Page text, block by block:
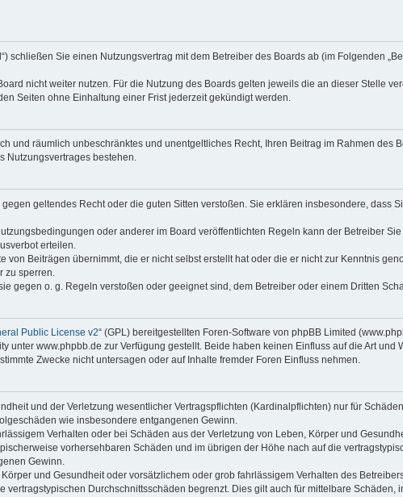
schließen Sie einen Nutzungsvertrag mit dem Betreiber des Boards ab (im Folgenden
nicht weiter nutzen. Für die Nutzung des Boards gelten jeweils die an dieser Stelle
Seiten ohne Einhaltung einer Frist jederzeit gekündigt werden.
und räumlich unbeschränktes und unentgeltliches Recht, Ihren Beitrag im Rahmen des
Nutzungsvertrages bestehen.
geltendes Recht oder die guten Sitten verstoßen. Sie erklären insbesondere, dass
oder anderer im Board veröffentlichten Regeln kann der Betreiber
erteilen.
Beiträgen übernimmt, die er nicht selbst erstellt hat oder die er nicht zur Kenntnis
zu sperren.
gegen o. g. Regeln verstoßen oder geeignet sind, dem Betreiber oder einem Dritten
Public License v2“ (GPL) bereitgestellten Foren-Software von phpBB Limited
www.phpbb.de zur Verfügung gestellt. Beide haben keinen Einfluss auf die Art und
Zwecke nicht untersagen oder auf Inhalte fremder Foren Einfluss nehmen.
und der Verletzung wesentlicher Vertragspflichten (Kardinalpflichten) nur für
wie insbesondere entgangenen Gewinn.
Verhalten oder bei Schäden aus der Verletzung von Leben, Körper und
vorhersehbaren Schäden und im übrigen der Höhe nach auf die
Gewinn.
und Gesundheit oder vorsätzlichem oder grob fahrlässigem Verhalten des
Durchschnittsschäden begrenzt. Dies gilt auch für mittelbare Schäden,